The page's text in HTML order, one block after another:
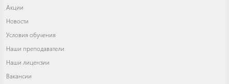
Акции
Новости
Условия обучения
Наши преподаватели
Наши лицензии
Вакансии